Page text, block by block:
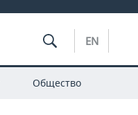
EN
Общество